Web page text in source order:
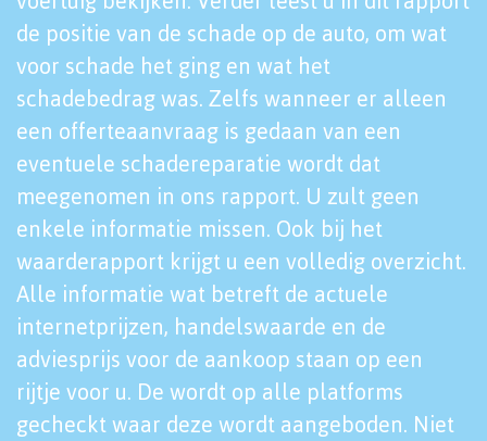
de positie van de schade op de auto, om wat
voor schade het ging en wat het
schadebedrag was. Zelfs wanneer er alleen
een offerteaanvraag is gedaan van een
eventuele schadereparatie wordt dat
meegenomen in ons rapport. U zult geen
enkele informatie missen. Ook bij het
waarderapport krijgt u een volledig overzicht.
Alle informatie wat betreft de actuele
internetprijzen, handelswaarde en de
adviesprijs voor de aankoop staan op een
rijtje voor u. De wordt op alle platforms
gecheckt waar deze wordt aangeboden. Niet